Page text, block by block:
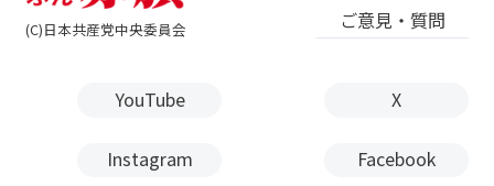
(C)日本共産党中央委員会
ご意見・質問
YouTube X
Instagram Facebook